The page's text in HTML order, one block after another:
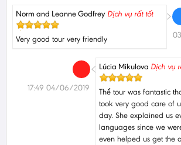
Norm and Leanne Godfrey Dịch vụ rất tốt
Very good tour very friendly
Lúcia Mikulova Dịch vụ
Thể tour was fantastic
took very good care of
day. She explained us
languages since we
even helped us get the
17:49 04/06/2019